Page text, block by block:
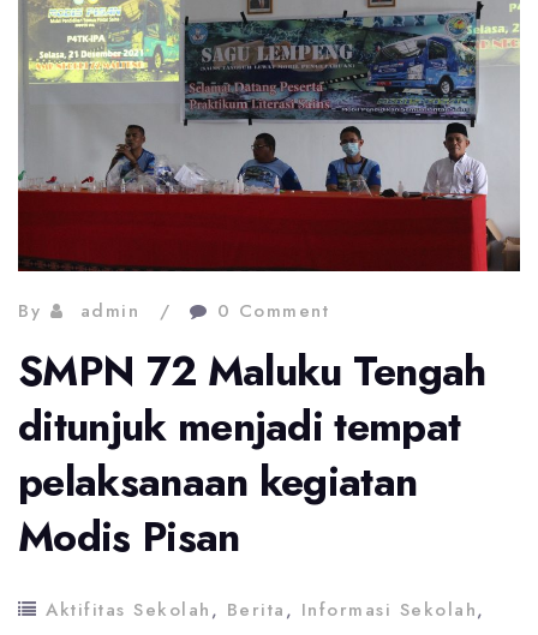
By admin 0 Comment
SMPN 72 Maluku Tengah
ditunjuk menjadi tempat
pelaksanaan kegiatan
Modis Pisan
Aktifitas Sekolah, Berita, Informasi Sekolah,